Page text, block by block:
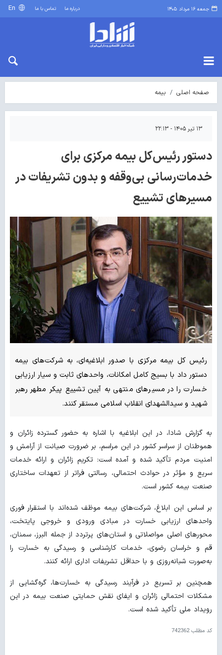
جمعه ۱۶ مرداد ۱۴۰۵ درباره ما تماس با ما
صفحه اصلی بیمه
۱۳ تیر ۱۴۰۵ - ۲۲:۱۳
دستور رئیس‌کل بیمه مرکزی برای
خدمات‌رسانی بی‌وقفه و بدون تشریفات در
مسیرهای تشییع
رئیس کل بیمه مرکزی با صدور ابلاغیه‌ای، به شرکت‌های بیمه
دستور داد با بسیج کامل امکانات، واحدهای ثابت و سیار ارزیابی
خسارت را در مسیرهای منتهی به آیین تشییع پیکر مطهر رهبر
شهید و سیدالشهدای انقلاب اسلامی مستقر کنند.
به گزارش شادا، در این ابلاغیه با اشاره به حضور گسترده زائران و
هموطنان از سراسر کشور در این مراسم، بر ضرورت صیانت از آرامش و
امنیت مردم تأکید شده و آمده است: تکریم زائران و ارائه خدمات
سریع و مؤثر در حوادث احتمالی، رسالتی فراتر از تعهدات ساختاری
صنعت بیمه کشور است.
بر اساس این ابلاغ، شرکت‌های بیمه موظف شده‌اند با استقرار فوری
واحدهای ارزیابی خسارت در مبادی ورودی و خروجی پایتخت،
محورهای اصلی مواصلاتی و استان‌های پرتردد از جمله البرز، سمنان،
قم و خراسان رضوی، خدمات کارشناسی و رسیدگی به خسارت را
به‌صورت شبانه‌روزی و با حداقل تشریفات اداری ارائه کنند.
همچنین بر تسریع در فرآیند رسیدگی به خسارت‌ها، گره‌گشایی از
مشکلات احتمالی زائران و ایفای نقش حمایتی صنعت بیمه در این
رویداد ملی تأکید شده است.
کد مطلب742362